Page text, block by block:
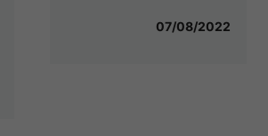
07/08/2022